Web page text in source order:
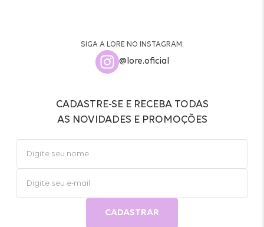
SIGA A LORE NO INSTAGRAM:
@lore.oficial
CADASTRE-SE E RECEBA TODAS
AS NOVIDADES E PROMOÇÕES
CADASTRAR